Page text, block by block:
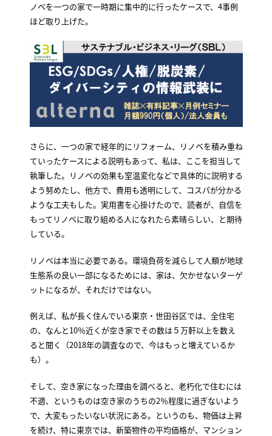
ノベを一つの家で一時期に集中的に行ったケースで、4事例
ほど取り上げた。
さらに、一つの家で経年的にリフォーム、リノベを積み重ね
ていったケースによる説明もあって、私は、ここを担当して
執筆した。リノベの効果も室温変化などで具体的に説明する
よう努めたし、他方で、費用も透明にして、コスパが分かる
ような工夫もした。実用書を心掛けたので、読者が、自信を
もってリノベに取り組める人になれたら素晴らしい、と期待
している。
リノベは本当に必要である。環境負荷を減らして人類が地球
生態系の良い一部になるためには、家は、欠かせないターゲ
ットになるが、それだけではない。
例えば、私が長く住んでいる東京・世田谷区では、全住宅
の、なんと10％近くが空き家でその数は５万軒以上を数え
ると聞く（2018年の調査なので、今はもっと増えているか
も）。
そして、空き家になった理由を調べると、老朽化で住むには
不適、というものは空き家のうちの2％程度に過ぎないよう
で、大変もったいない状況にある。というのも、物価は上昇
を続け、特に東京では、新築物件の平均価格が、マンション